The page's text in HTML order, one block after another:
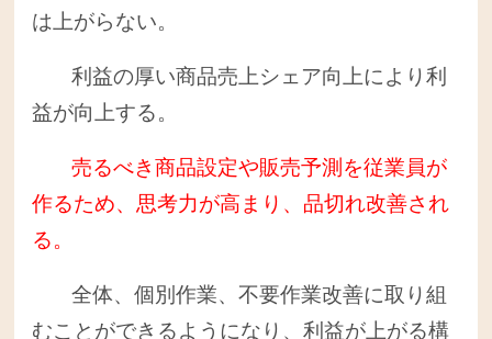
は上がらない。
利益の厚い商品売上シェア向上により利
益が向上する。
売るべき商品設定や販売予測を従業員が
作るため、思考力が高まり、品切れ改善され
る。
全体、個別作業、不要作業改善に取り組
むことができるようになり、利益が上がる構